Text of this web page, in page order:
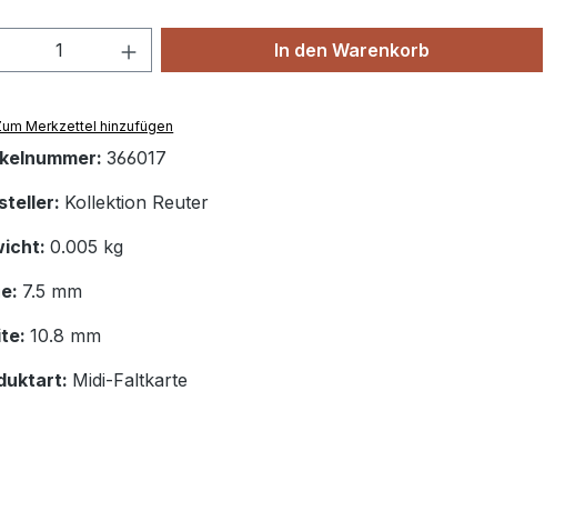
Anzahl: Gib den gewünschten Wert
In den Warenkorb
Merkzettel hinzufügen
366017
Kollektion Reuter
0.005 kg
7.5 mm
10.8 mm
Midi-Faltkarte